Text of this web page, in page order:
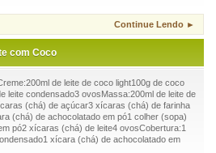
Continue Lendo ►
com Coco
de leite de coco light100g de coco
leite condensado3 ovosMassa:200ml de leite de
(chá) de açúcar3 xícaras (chá) de farinha
(chá) de achocolatado em pó1 colher (sopa)
pó2 xícaras (chá) de leite4 ovosCobertura:1
xícara (chá) de achocolatado em